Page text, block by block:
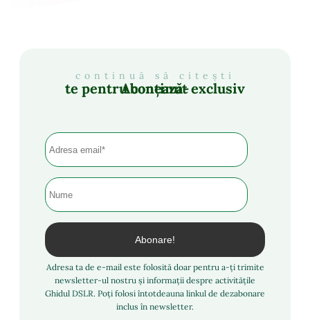
continuă să citești
Abonează-te pentru conținut exclusiv
Adresa ta de e-mail este folosită doar pentru a-ți trimite
newsletter-ul nostru și informații despre activitățile
Ghidul DSLR. Poți folosi întotdeauna linkul de dezabonare
inclus în newsletter.